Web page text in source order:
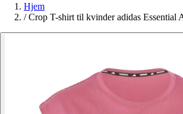
Hjem
/ Crop T-shirt til kvinder adidas Essential